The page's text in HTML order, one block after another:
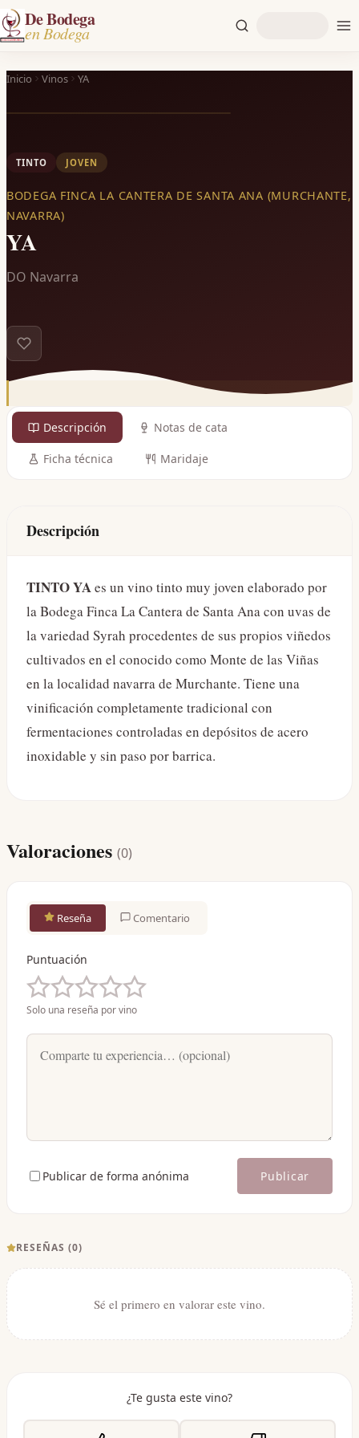
De Bodega
en Bodega
Inicio Vinos YA
TINTO JOVEN
BODEGA FINCA LA CANTERA DE SANTA ANA (MURCHANTE,
NAVARRA)
YA
DO Navarra
Descripción Notas de cata
Ficha técnica Maridaje
Descripción
TINTO YAes un vino tinto muy joven elaborado por
la Bodega Finca La Cantera de Santa Ana con uvas de
la variedad Syrah procedentes de sus propios viñedos
cultivados en el conocido como Monte de las Viñas
en la localidad navarra de Murchante. Tiene una
vinificación completamente tradicional con
fermentaciones controladas en depósitos de acero
inoxidable y sin paso por barrica.
Valoraciones (0)
Reseña Comentario
Puntuación
Solo una reseña por vino
Publicar de forma anónima Publicar
RESEÑAS (0)
Sé el primero en valorar este vino.
¿Te gusta este vino?